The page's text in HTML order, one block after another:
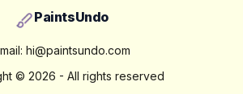
PaintsUndo
hi@paintsundo.com
© 2026 - All rights reserved